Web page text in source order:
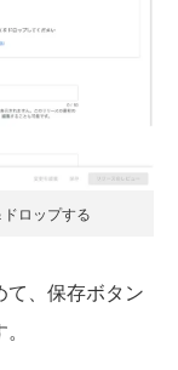
ロップする
、保存ボタン